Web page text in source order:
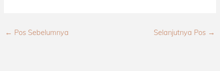
← Pos Sebelumnya Selanjutnya Pos →